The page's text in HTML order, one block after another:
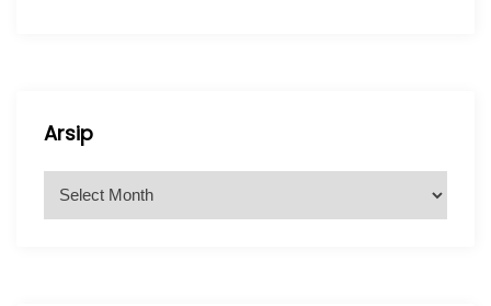
Arsip